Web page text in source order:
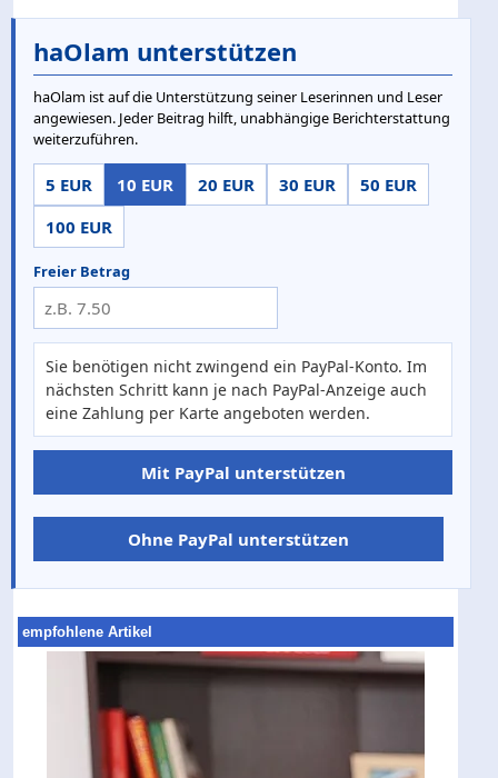
haOlam unterstützen
haOlam ist auf die Unterstützung seiner Leserinnen und Leser
angewiesen. Jeder Beitrag hilft, unabhängige Berichterstattung
weiterzuführen.
5 EUR 10 EUR 20 EUR 30 EUR
50 EUR
100 EUR
Freier Betrag
Sie benötigen nicht zwingend ein PayPal-Konto. Im
nächsten Schritt kann je nach PayPal-Anzeige auch
eine Zahlung per Karte angeboten werden.
Mit PayPal unterstützen
Ohne PayPal unterstützen
empfohlene Artikel